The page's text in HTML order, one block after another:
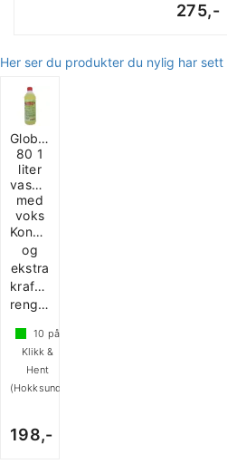
275,-
Her ser du produkter du nylig har sett
Globex
80 1
liter
vaskemiddel
med
voks
Konsentrert
og
ekstra
kraftig
rengjøring
10 på
Klikk &
Hent
(Hokksund)
198,-